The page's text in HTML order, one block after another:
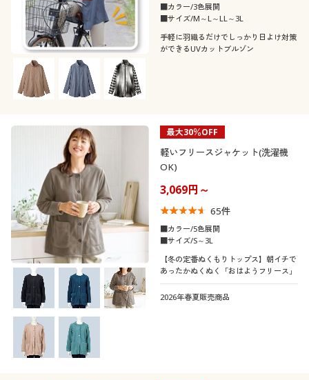
カタログ無料プレゼント
会員メニュー
マイページ
お気に入り
サポート
ご利用ガイド
よくある質問とお問い合わせ
こだわり条件
で絞り込む
柄・デザイン
襟・ネック
ノーカラー
素材
フリース リネン・麻
ウォッシャブル(洗
える)
ＵＶカット・紫外線
ストレッチ 吸汗速乾
冷感・涼感 撥水
テイスト
着用感
■カラー/3色展開
■サイズ/M～L～LL～3L
手軽に羽織るだけでしっかり日よけ対策
ができるUVカットブルゾン
最大30％OFF
軽いフリースジャケット(洗濯機
OK)
3,069円～
65件
■カラー/5色展開
■サイズ/S～3L
【冬の定番ぬくもりトップス】朝イチで
あったかぬくぬく「おはようフリース」
2026年春夏販売商品